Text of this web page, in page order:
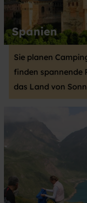
Spanien
Sie planen
finden spannende
das Land von